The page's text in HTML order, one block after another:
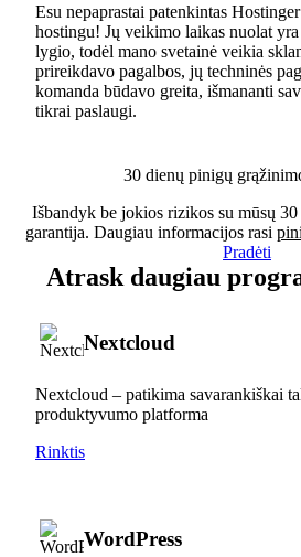
Esu nepaprastai patenkintas
hostingu! Jų veikimo laikas nuolat
lygio, todėl mano svetainė veikia
prireikdavo pagalbos, jų techninės
komanda būdavo greita, išmananti
tikrai paslaugi.
30 dienų pinigų
Išbandyk be jokios rizikos su mūsų
garantija. Daugiau informacijos rasi
Pradėti
Atrask daugiau
Nextcloud
Nextcloud – patikima savarankiškai
produktyvumo platforma
Rinktis
WordPress